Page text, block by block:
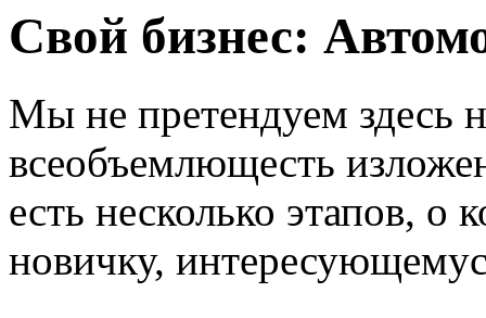
Свой бизнес:
Мы не претендуем здесь
всеобъемлющесть
есть несколько этапов, о
новичку,